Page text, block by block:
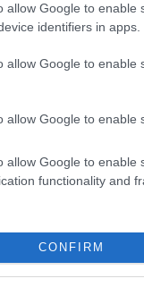
allow Google to enable
identifiers in apps.
allow Google to enable
allow Google to enable
allow Google to enable
functionality and
CONFIRM
trevigiano,
i disegni
un liberale
sinistra, che a suo
libertà di
offende e non è
non arriva la